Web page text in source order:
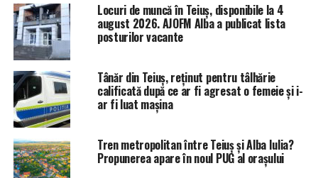
Locuri de muncă în Teiuș, disponibile la 4
august 2026. AJOFM Alba a publicat lista
posturilor vacante
Tânăr din Teiuș, reținut pentru tâlhărie
calificată după ce ar fi agresat o femeie și i-
ar fi luat mașina
Tren metropolitan între Teiuș și Alba Iulia?
Propunerea apare în noul PUG al orașului